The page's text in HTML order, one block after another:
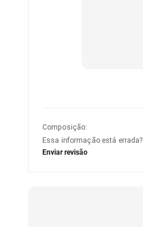
Composição:
Essa informação está errada?
Enviar revisão